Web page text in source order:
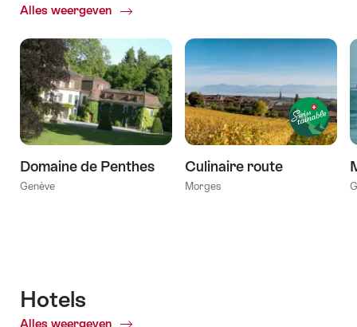
Alles weergeven
ofBelevenissen
activiteiten
Domaine de Penthes
Genève
Culinaire route
Morges
Hotels
Alles weergeven of